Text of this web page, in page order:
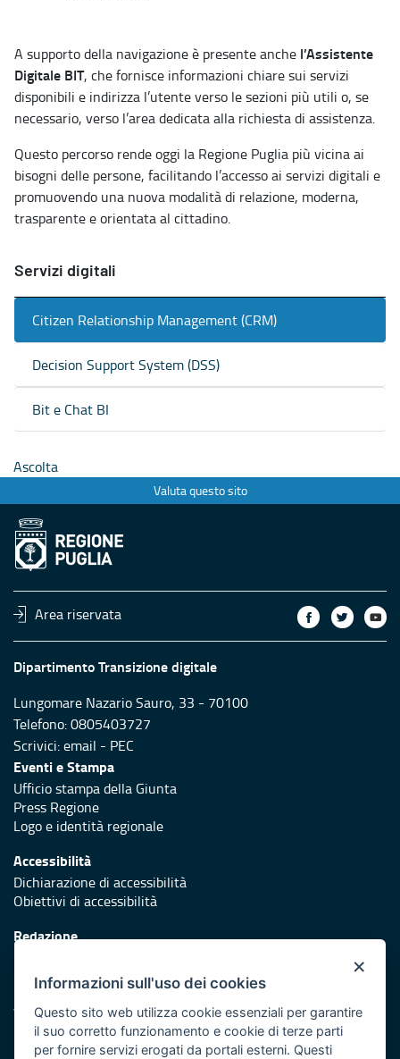
A supporto della navigazione è presente anche l’Assistente
Digitale BIT, che fornisce informazioni chiare sui servizi
disponibili e indirizza l’utente verso le sezioni più utili o, se
necessario, verso l’area dedicata alla richiesta di assistenza.
Questo percorso rende oggi la Regione Puglia più vicina ai
bisogni delle persone, facilitando l’accesso ai servizi digitali e
promuovendo una nuova modalità di relazione, moderna,
trasparente e orientata al cittadino.
Servizi digitali
Citizen Relationship Management (CRM)
Decision Support System (DSS)
Bit e Chat BI
Ascolta
Valuta questo sito
Area riservata
Dipartimento Transizione digitale
Lungomare Nazario Sauro, 33 - 70100
Telefono: 0805403727
Scrivici:email - PEC
Eventi e Stampa
Ufficio stampa della Giunta
Press Regione
Logo e identità regionale
Accessibilità
Dichiarazione di accessibilità
Obiettivi di accessibilità
Redazione
Protezione civile
Vai al sito di Protezione Civile Puglia
Iniziativa finanziata con risorse del POR Puglia 2014/2020 -
×
Informazioni sull'uso dei cookies
Questo sito web utilizza cookie essenziali per garantire
il suo corretto funzionamento e cookie di terze parti
per fornire servizi erogati da portali esterni. Questi